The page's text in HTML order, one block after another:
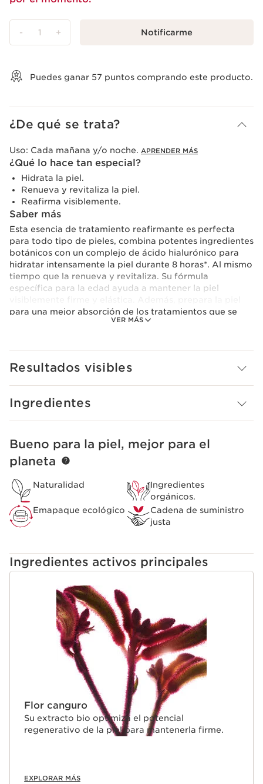
- 1 + Notificarme
Puedes ganar 57 puntos comprando este producto.
¿De qué se trata?
VER MÁS
Uso: Cada mañana y/o noche. APRENDER MÁS
¿Qué lo hace tan especial?
Hidrata la piel.
Renueva y revitaliza la piel.
Reafirma visiblemente.
Saber más
Esta esencia de tratamiento reafirmante es perfecta
para todo tipo de pieles, combina potentes ingredientes
botánicos con un complejo de ácido hialurónico para
hidratar intensamente la piel durante 8 horas*. Al mismo
tiempo que la renueva y revitaliza. Su fórmula
específica para la edad ayuda a mantener la piel
visiblemente firme y elástica. Además, prepara la piel
para una mejor absorción de los tratamientos que se
aplican después. Su textura aterciopelada penetra en
*Test clínico, 25 mujeres
Clarins Plus
Nuestra gama de esencias de tratamiento están
especialmente formuladas para tratar los problemas
relacionados con la edad, proporcionando a la piel
antiedad.
Resultados visibles
Ingredientes
IR AL CONTENIDO
Bueno para la piel, mejor para el
planeta
Naturalidad
Ingredientes
orgánicos.
Emapaque ecológico
Cadena de suministro
justa
Ingredientes activos principales
IR AL CONTENIDO
Flor canguro
Su extracto bio optimiza el potencial
regenerativo de la piel para mantenerla firme.
EXPLORAR MÁS